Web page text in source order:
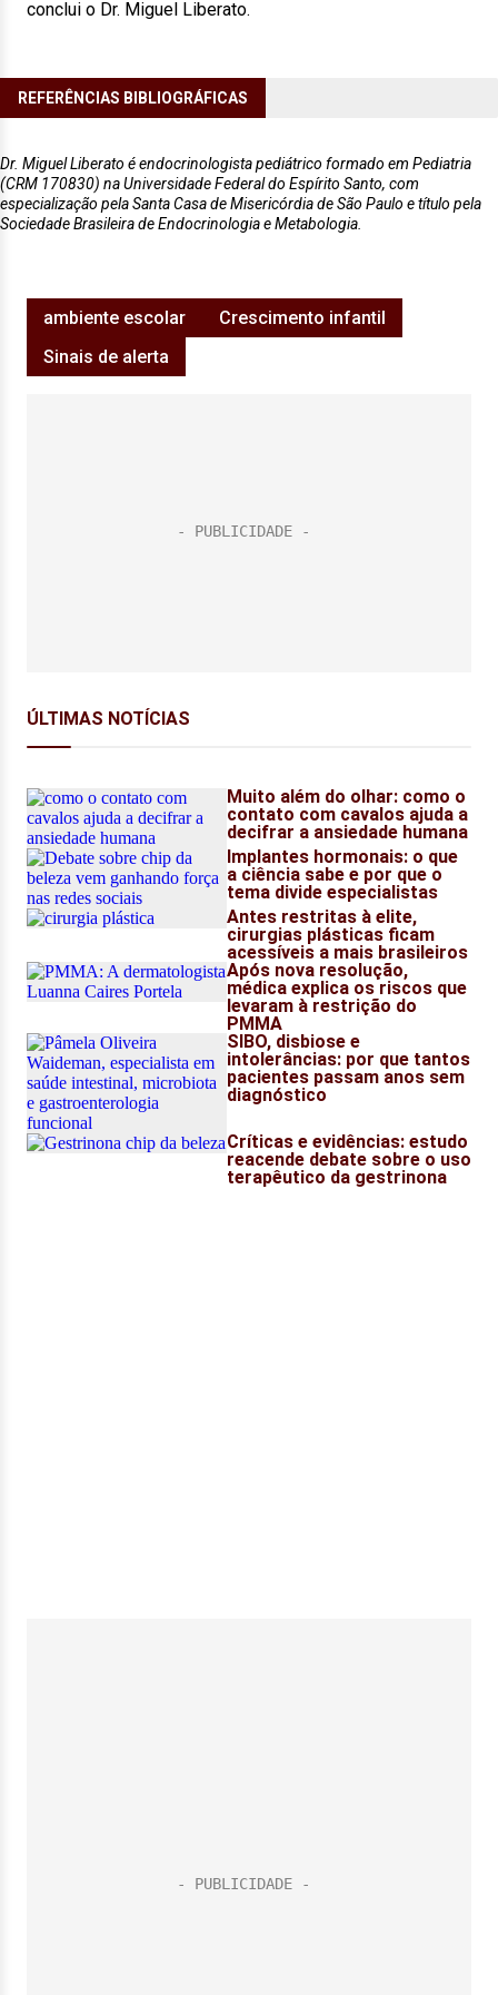
conclui o Dr. Miguel Liberato.
REFERÊNCIAS BIBLIOGRÁFICAS
Dr. Miguel Liberato é endocrinologista pediátrico formado em Pediatria
(CRM 170830) na Universidade Federal do Espírito Santo, com
especialização pela Santa Casa de Misericórdia de São Paulo e título pela
Sociedade Brasileira de Endocrinologia e Metabologia.
ambiente escolar
Crescimento infantil
Sinais de alerta